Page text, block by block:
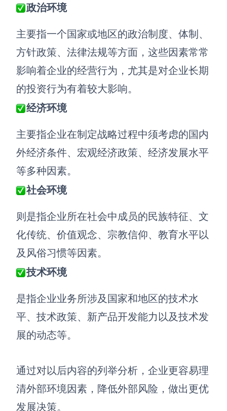
AI生成Grow模型
AI生成AARRR模型
模板社区
企业服务
管理功能定制 · 专业部署方案
客户案例
企业版申请试用
满足企业级团队协作和管理需求
帮助支持
帮助中心
探索创意灵感与高效协作技巧
定价
政治环境
主要指一个国家或地区的政治制度、体制、
方针政策、法律法规等方面，这些因素常常
影响着企业的经营行为，尤其是对企业长期
的投资行为有着较大影响。
经济环境
主要指企业在制定战略过程中须考虑的国内
外经济条件、宏观经济政策、经济发展水平
等多种因素。
社会环境
则是指企业所在社会中成员的民族特征、文
化传统、价值观念、宗教信仰、教育水平以
及风俗习惯等因素。
技术环境
是指企业业务所涉及国家和地区的技术水
平、技术政策、新产品开发能力以及技术发
展的动态等。
通过对以后内容的列举分析，企业更容易理
清外部环境因素，降低外部风险，做出更优
发展决策。